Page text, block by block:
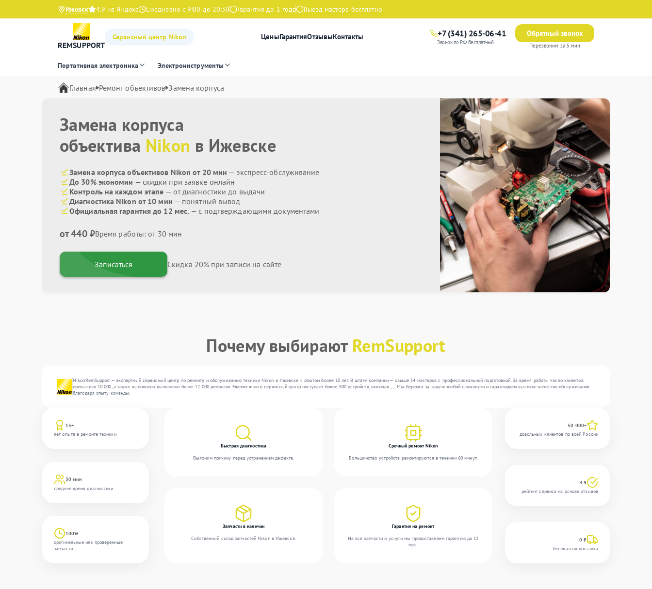
Ижевск 4.9 на Яндекс Ежедневно с 9:00 до 20:30 Гарантия до 1 года Выезд мастера бесплатно
REMSUPPORT
Сервисный центр Nikon ЦеныГарантияОтзывыКонтакты +7 (341) 265-06-41
Звонок по РФ бесплатный
Обратный звонок
Перезвоним за 5 мин
Портативная электроника Электроинструменты
Главная Ремонт объективов Замена корпуса
Замена корпуса
объектива Nikon в Ижевске
Замена корпуса объективов Nikon от 20 мин — экспресс-обслуживание
До 30% экономии — скидки при заявке онлайн
Контроль на каждом этапе — от диагностики до выдачи
Диагностика Nikon от 10 мин — понятный вывод
Официальная гарантия до 12 мес. — с подтверждающими документами
от 440 ₽Время работы: от 30 мин
Записаться Скидка 20% при записи на сайте
Почему выбирают RemSupport
NikonRemSupport — экспертный сервисный центр по ремонту и обслуживанию техники Nikon в Ижевске с опытом более 10 лет. В штате компании — свыше 14 мастеров с профессиональной подготовкой. За время работы число клиентов
превысило 10 000, а также выполнено выполнено более 12 000 ремонтов. Ежемесячно в сервисный центр поступает более 300 устройств, включая , , . Мы беремся за задачи любой сложности и гарантируем высокое качество обслуживания
благодаря опыту команды.
13+
лет опыта в ремонте техники
30 мин
среднее время диагностики
100%
оригинальные или проверенные
запчасти
Быстрая диагностика
Выясним причину перед устранением дефекта.
Срочный ремонт Nikon
Большинство устройств ремонтируются в течении 60 минут.
Запчасти в наличии
Собственный склад запчастей Nikon в Ижевске.
Гарантия на ремонт
На все запчасти и услуги мы предоставляем гарантию до 12
мес.
50 000+
довольных клиентов по всей России
4.9
рейтинг сервиса на основе отзывов
0 ₽
бесплатная доставка